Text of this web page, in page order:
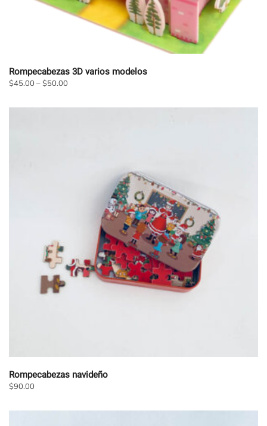
Rompecabezas 3D varios modelos
$45.00 –$50.00
producto
producto
Rompecabezas navideño
$90.00